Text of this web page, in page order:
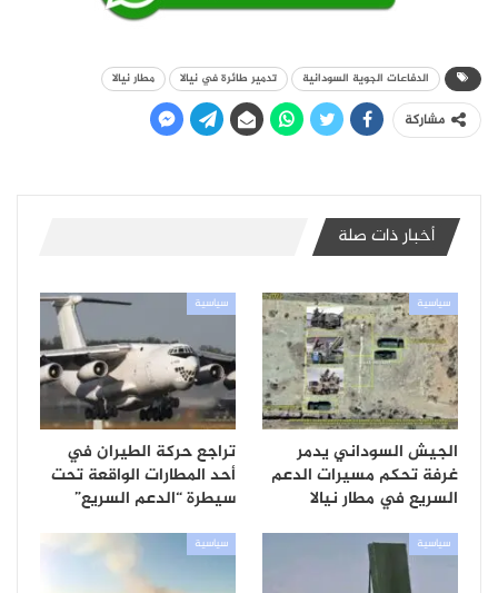
الدفاعات الجوية السودانية تدمير طائرة في نيالا مطار نيالا
مشاركة
أخبار ذات صلة
سياسية
الجيش السوداني يدمر
غرفة تحكم مسيرات الدعم
السريع في مطار نيالا
سياسية
تراجع حركة الطيران في
أحد المطارات الواقعة تحت
سيطرة “الدعم السريع”
سياسية سياسية